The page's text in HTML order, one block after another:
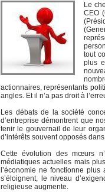
Le
CEO
tout
plus
actionnaires, représentants
angles. Et il n’a pas droit à
Les débats de la société
d’entreprise démontrent que
tenir le gouvernail de leur
d’intérêts souvent opposés
Cette évolution des mœurs
médiatiques actuelles mais
l’économie ne fonctionne
s’éloignent, le niveau
religieuse augmente.